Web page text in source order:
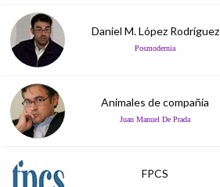
Daniel M. López Rodríguez
Posmodernia
Animales de compañía
Juan Manuel De Prada
FPCS